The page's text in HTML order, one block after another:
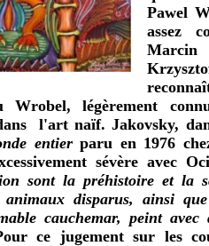
Pawel
assez
Wrobel, légèrement
l'art naïf. Jakovsky,
entier paru en 1976
sévère avec
sont la préhistoire et la
animaux disparus, ainsi
cauchemar, peint
ce jugement sur les